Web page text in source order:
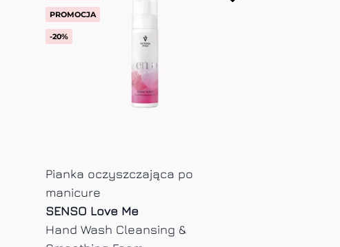
PROMOCJA
-20%
Pianka oczyszczająca po
manicure
SENSO Love Me
Hand Wash Cleansing &